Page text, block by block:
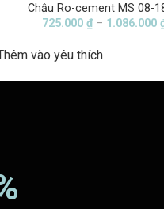
Chậu Ro-cement MS 08-
725.000 ₫ – 1.086.000
vào yêu thích